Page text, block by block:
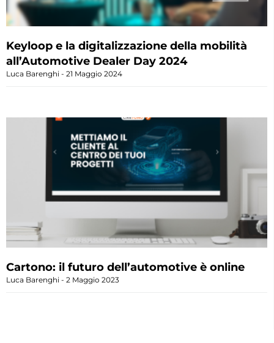
Keyloop e la digitalizzazione della mobilità
all’Automotive Dealer Day 2024
Luca Barenghi 21 Maggio 2024
Cartono: il futuro dell’automotive è online
Luca Barenghi 2 Maggio 2023